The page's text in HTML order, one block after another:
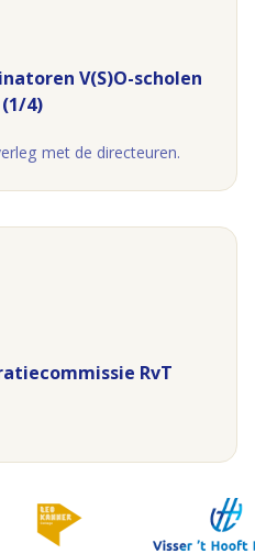
V(S)O-scholen
4)
met de directeuren.
RvT